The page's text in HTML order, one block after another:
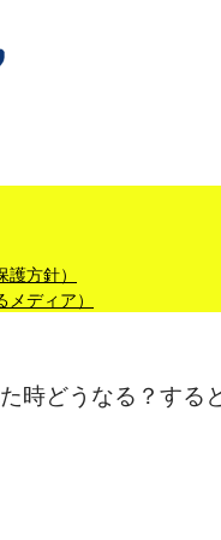
方針）
ディア）
時どうなる？する